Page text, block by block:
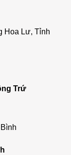
Hoa Lư, Tỉnh
Trứ